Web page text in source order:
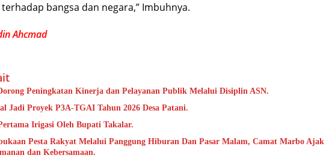
bangsa dan negara,” Imbuhnya.
Ahcmad
Peningkatan Kinerja dan Pelayanan Publik Melalui Disiplin ASN.
Jadi Proyek P3A-TGAI Tahun 2026 Desa Patani.
Irigasi Oleh Bupati Takalar.
Pesta Rakyat Melalui Panggung Hiburan Dan Pasar Malam, Camat Marbo Ajak
dan Kebersamaan.